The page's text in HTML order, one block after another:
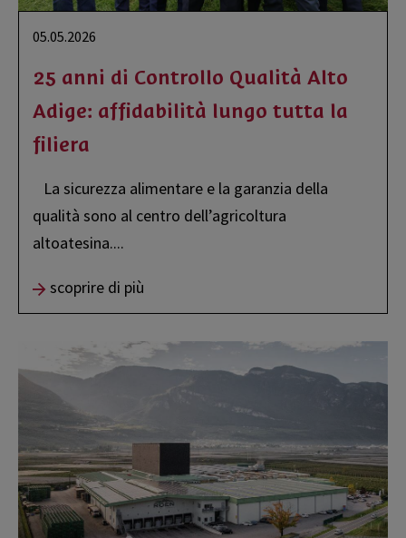
05.05.2026
25 anni di Controllo Qualità Alto
Adige: affidabilità lungo tutta la
filiera
La sicurezza alimentare e la garanzia della
qualità sono al centro dell’agricoltura
altoatesina....
scoprire di più